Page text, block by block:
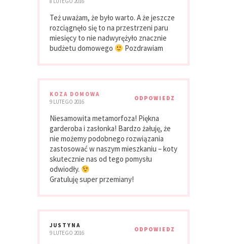
Też uważam, że było warto. A że jeszcze
rozciągnęło się to na przestrzeni paru
miesięcy to nie nadwyrężyło znacznie
budżetu domowego
Pozdrawiam
KOZA DOMOWA
9 LUTEGO 2016
ODPOWIEDZ
Niesamowita metamorfoza! Piękna
garderoba i zasłonka! Bardzo żałuję, że
nie możemy podobnego rozwiązania
zastosować w naszym mieszkaniu – koty
skutecznie nas od tego pomysłu
odwiodły.
Gratuluję super przemiany!
JUSTYNA
9 LUTEGO 2016
ODPOWIEDZ